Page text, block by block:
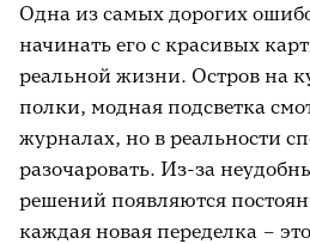
нельзя
Материалы: как
Приёмка и финальные
Что ещё почитать на
Одна из самых дорогих
начинать его с красивых
реальной жизни. Остров на
полки, модная подсветка
журналах, но в реальности
разочаровать. Из-за
решений появляются
каждая новая переделка –